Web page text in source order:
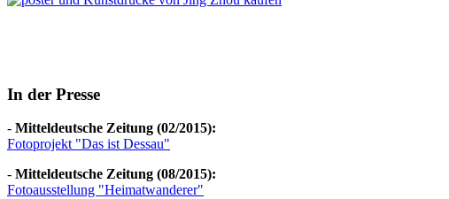
In der Presse
- Mitteldeutsche Zeitung (02/2015):
Fotoprojekt "Das ist Dessau"
- Mitteldeutsche Zeitung (08/2015):
Fotoausstellung "Heimatwanderer"